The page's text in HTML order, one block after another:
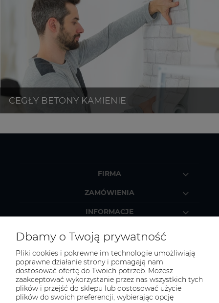
FIRMA
ZAMÓWIENIA
INFORMACJE
INFORMACJE
MOJE KONTO
KONTAKT
Dbamy o Twoją prywatność
Pliki cookies i pokrewne im technologie umożliwiają
poprawne działanie strony i pomagają nam
dostosować ofertę do Twoich potrzeb. Możesz
zaakceptować wykorzystanie przez nas wszystkich tych
plików i przejść do sklepu lub dostosować użycie
plików do swoich preferencji, wybierając opcję